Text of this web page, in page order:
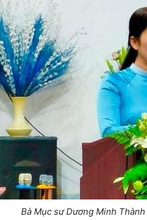
Bà Mục sư Dương Minh